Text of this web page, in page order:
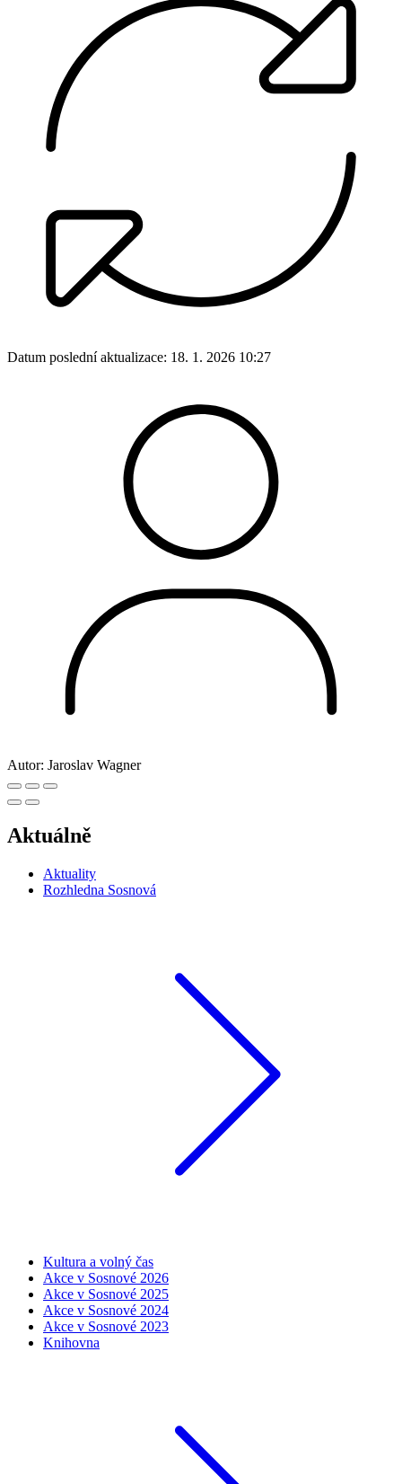
Datum poslední aktualizace: 18. 1. 2026 10:27
Autor: Jaroslav Wagner
Aktuálně
Aktuality
Rozhledna Sosnová
Kultura a volný čas
Akce v Sosnové 2026
Akce v Sosnové 2025
Akce v Sosnové 2024
Akce v Sosnové 2023
Knihovna